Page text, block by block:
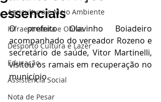
Agricultura e Meio Ambiente
Infraestrutura e Obras
Desporto Cultura e Lazer
Educação
Assistência Social
Nota de Pesar
essenciais
O prefeito Olavinho Boiadeiro
acompanhado do vereador Rozeno e
secretário de saúde, Vitor Martinelli,
visitou os ramais em recuperação no
município.